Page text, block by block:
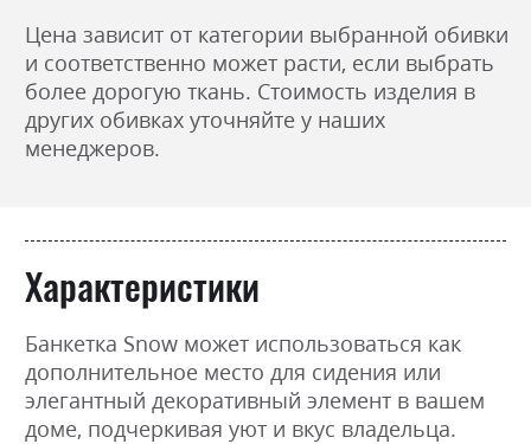
Цена зависит от категории выбранной обивки
и соответственно может расти, если выбрать
более дорогую ткань. Стоимость изделия в
других обивках уточняйте у наших
менеджеров.
Характеристики
Банкетка Snow может использоваться как
дополнительное место для сидения или
элегантный декоративный элемент в вашем
доме, подчеркивая уют и вкус владельца.